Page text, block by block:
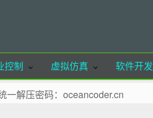
控制 虚拟仿真 软件开发
一解压密码：oceancoder.cn